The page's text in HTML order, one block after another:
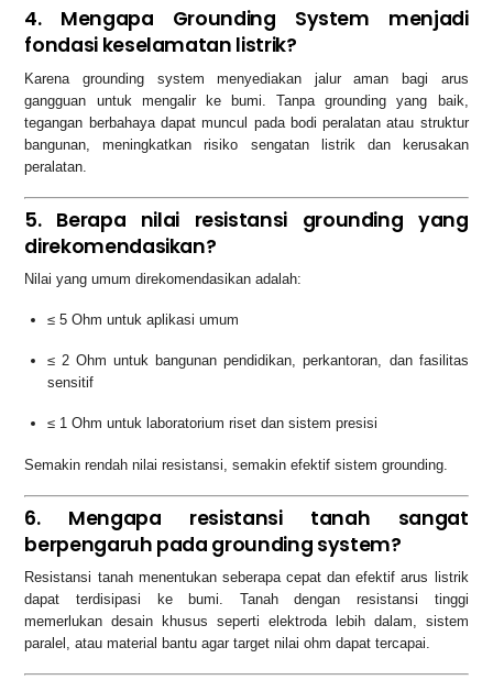
4. Mengapa Grounding System menjadi
fondasi keselamatan listrik?
Karena grounding system menyediakan jalur aman bagi arus
gangguan untuk mengalir ke bumi. Tanpa grounding yang baik,
tegangan berbahaya dapat muncul pada bodi peralatan atau struktur
bangunan, meningkatkan risiko sengatan listrik dan kerusakan
peralatan.
5. Berapa nilai resistansi grounding yang
direkomendasikan?
Nilai yang umum direkomendasikan adalah:
≤ 5 Ohm untuk aplikasi umum
≤ 2 Ohm untuk bangunan pendidikan, perkantoran, dan fasilitas
sensitif
≤ 1 Ohm untuk laboratorium riset dan sistem presisi
Semakin rendah nilai resistansi, semakin efektif sistem grounding.
6. Mengapa resistansi tanah sangat
berpengaruh pada grounding system?
Resistansi tanah menentukan seberapa cepat dan efektif arus listrik
dapat terdisipasi ke bumi. Tanah dengan resistansi tinggi
memerlukan desain khusus seperti elektroda lebih dalam, sistem
paralel, atau material bantu agar target nilai ohm dapat tercapai.